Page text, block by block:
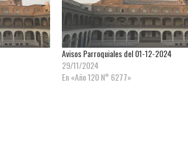
Avisos Parroquiales del 01-12-2024
29/11/2024
En «Año 120 N° 6277»